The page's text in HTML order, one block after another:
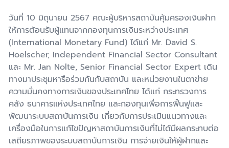
วันที่ 10 มิถุนายน 2567 คณะผู้บริหารสถาบันคุ้มครองเงินฝาก
ให้การต้อนรับผู้แทนจากกองทุนการเงินระหว่างประเทศ
(International Monetary Fund) ได้แก่ Mr. David S.
Hoelscher, Independent Financial Sector Consultant
และ Mr. Jan Nolte, Senior Financial Sector Expert เดิน
ทางมาประชุมหารือร่วมกันกับสถาบัน และหน่วยงานในตาข่าย
ความมั่นคงทางการเงินของประเทศไทย ได้แก่ กระทรวงการ
คลัง ธนาคารแห่งประเทศไทย และกองทุนเพื่อการฟื้นฟูและ
พัฒนาระบบสถาบันการเงิน เกี่ยวกับการประเมินแนวทางและ
เครื่องมือในการแก้ไขปัญหาสถาบันการเงินที่ไม่ได้มีผลกระทบต่อ
เสถียรภาพของระบบสถาบันการเงิน การจ่ายเงินให้ผู้ฝากและ